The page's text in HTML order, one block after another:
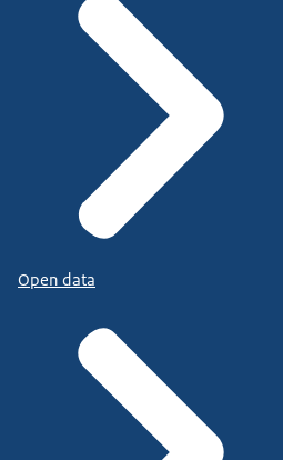
Open data